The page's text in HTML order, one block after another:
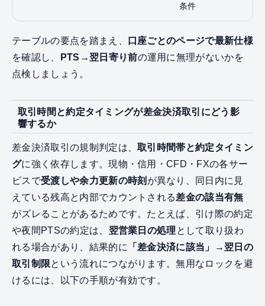
条件
テーブルの要点を踏まえ、
口座ごとのページで最新仕様
を確認し、
PTS→翌日寄り前の運用に無理がないかを
点検しましょう。
取引時間と約定タイミングが差金決済取引にどう影
響するか
差金決済取引の規制判定は、取引時間帯と約定タイミン
グに強く依存します。現物・信用・CFD・FXの各サー
ビスで受渡しや余力更新の時刻 が異なり、同日内に見
えている残高と内部でカウントされる差金の該当有無
がズレることがあるためです。たとえば、引け際の約定
や夜間PTSの約定は、 翌営業日の処理 として取り扱わ
れる場合があり、結果的に
「差金決済に該当」→翌日の
取引制限という流れにつながります。無用なロックを避
けるには、以下の手順が有効です。